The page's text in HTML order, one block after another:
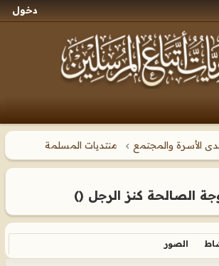
دخول
الأسرة والمجتمع منتديات المسلمة
الصالحة كنز الرجل ()
الصور